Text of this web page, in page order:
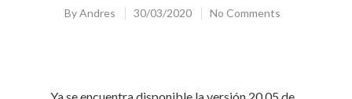
ByAndres 30/03/2020 No Comments